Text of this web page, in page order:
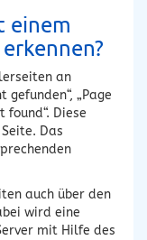
einem
an
„Page
found“. Diese
Das
auch über den
wird eine
mit Hilfe des